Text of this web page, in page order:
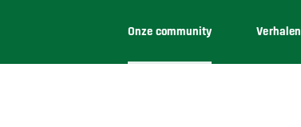
Onze community Verhalen